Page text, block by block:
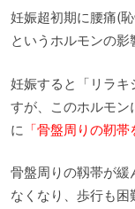
妊娠超初期に腰痛(
というホルモンの影
妊娠すると「リラ
すが、このホルモン
に 「骨盤周りの靭帯
骨盤周りの靱帯が緩
なくなり、歩行も